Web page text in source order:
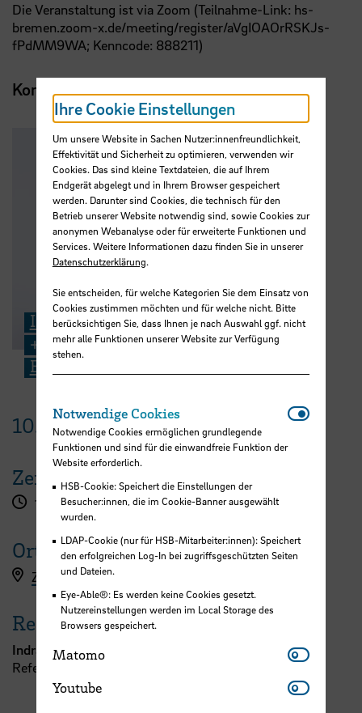
Die Veranstaltung ist via Zoom (Teilnahme-Link: hs-
bremen.zoom-x.de/meeting/register/aVgIOAOrRSKJs-
fPdMM9WA; Kenncode: 888211)
Kontakt
Indra Smith
+49 421 5905 2225
E-Mail
10. April2025
Zeit
13:00 - 13:30 Uhr
Ort
Zoom
Referent:in
Indra Smith
Referat 7 - Forschung und Transfer
Ihre Cookie Einstellungen
Um unsere Website in Sachen Nutzer:innenfreundlichkeit,
Effektivität und Sicherheit zu optimieren, verwenden wir
Cookies. Das sind kleine Textdateien, die auf Ihrem
Endgerät abgelegt und in Ihrem Browser gespeichert
werden. Darunter sind Cookies, die technisch für den
Betrieb unserer Website notwendig sind, sowie Cookies zur
anonymen Webanalyse oder für erweiterte Funktionen und
Services. Weitere Informationen dazu finden Sie in unserer
Datenschutzerklärung.
Sie entscheiden, für welche Kategorien Sie dem Einsatz von
Cookies zustimmen möchten und für welche nicht. Bitte
berücksichtigen Sie, dass Ihnen je nach Auswahl ggf. nicht
mehr alle Funktionen unserer Website zur Verfügung
stehen.
Notwendige Cookies
Notwendige Cookies ermöglichen grundlegende
Funktionen und sind für die einwandfreie Funktion der
Website erforderlich.
HSB-Cookie: Speichert die Einstellungen der
Besucher:innen, die im Cookie-Banner ausgewählt
wurden.
LDAP-Cookie (nur für HSB-Mitarbeiter:innen): Speichert
den erfolgreichen Log-In bei zugriffsgeschützten Seiten
und Dateien.
Eye-Able®: Es werden keine Cookies gesetzt.
Nutzereinstellungen werden im Local Storage des
Browsers gespeichert.
Matomo Matomo
Youtube Youtube